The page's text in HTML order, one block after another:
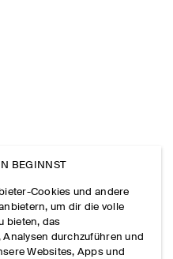
BEGINNST
Cookies und andere
um dir die volle
bieten, das
durchzuführen und
Websites, Apps und